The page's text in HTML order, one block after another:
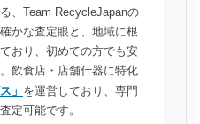
、Team RecycleJapanの
かな査定眼と、地域に根
おり、初めての方でも安
飲食店・店舗什器に特化
」 を運営しており、専門
定可能です。